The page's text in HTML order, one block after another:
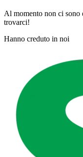
Al momento non ci sono
trovarci!
Hanno creduto in noi